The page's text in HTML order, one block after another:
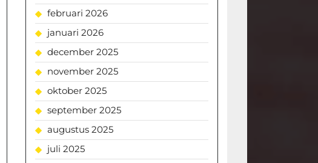
februari 2026
januari 2026
december 2025
november 2025
oktober 2025
september 2025
augustus 2025
juli 2025